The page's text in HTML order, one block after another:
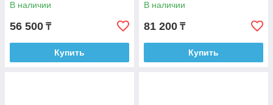
В наличии
56 500 ₸
Купить
В наличии
81 200 ₸
Купить